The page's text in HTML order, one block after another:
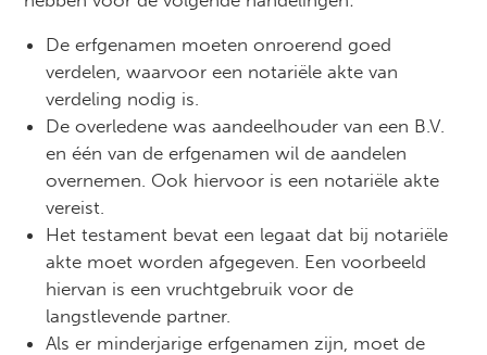
De erfgenamen moeten onroerend goed
verdelen, waarvoor een notariële akte van
verdeling nodig is.
De overledene was aandeelhouder van een B.V.
en één van de erfgenamen wil de aandelen
overnemen. Ook hiervoor is een notariële akte
vereist.
Het testament bevat een legaat dat bij notariële
akte moet worden afgegeven. Een voorbeeld
hiervan is een vruchtgebruik voor de
langstlevende partner.
Als er minderjarige erfgenamen zijn, moet de